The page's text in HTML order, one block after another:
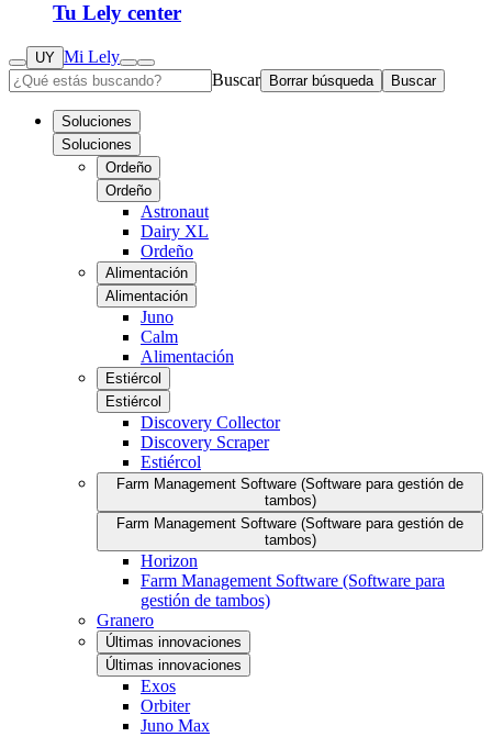
Tu Lely center
UY Mi Lely
Buscar
Borrar búsqueda Buscar
Soluciones
Soluciones
Ordeño
Ordeño
Astronaut
Dairy XL
Ordeño
Alimentación
Alimentación
Juno
Calm
Alimentación
Estiércol
Estiércol
Discovery Collector
Discovery Scraper
Estiércol
Farm Management Software (Software para gestión de
tambos)
Farm Management Software (Software para gestión de
tambos)
Horizon
Farm Management Software (Software para
gestión de tambos)
Granero
Últimas innovaciones
Últimas innovaciones
Exos
Orbiter
Juno Max